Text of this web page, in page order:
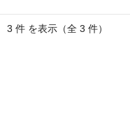
3 件 を表示（全 3 件）